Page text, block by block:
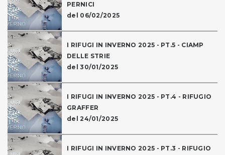
PERNICI
del 06/02/2025
I RIFUGI IN INVERNO 2025 - PT.5 - CIAMP
DELLE STRIE
del 30/01/2025
I RIFUGI IN INVERNO 2025 - PT.4 - RIFUGIO
GRAFFER
del 24/01/2025
I RIFUGI IN INVERNO 2025 - PT.3 - RIFUGIO